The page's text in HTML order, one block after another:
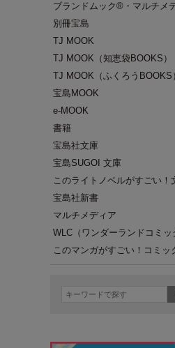
ブランドムック®・マルチメ
別冊宝島
TJ MOOK
TJ MOOK（知恵袋BOOKS）
TJ MOOK（ふくろうBOOKS
宝島MOOK
e-MOOK
書籍
宝島社文庫
宝島SUGOI 文庫
このライトノベルがすごい！
宝島社新書
マルチメディア
WLC（ワンダーランドコミッ
このマンガがすごい！コミッ